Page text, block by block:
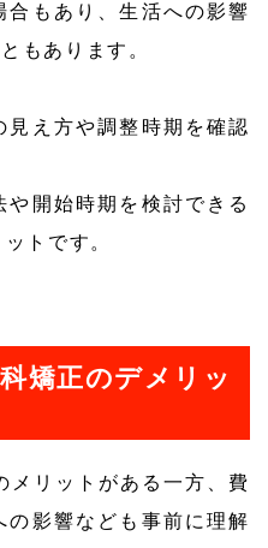
合もあり、生活への影響
もあります。
見え方や調整時期を確認
開始時期を検討できる
トです。
矯正のデメリッ
メリットがある一方、費
の影響なども事前に理解